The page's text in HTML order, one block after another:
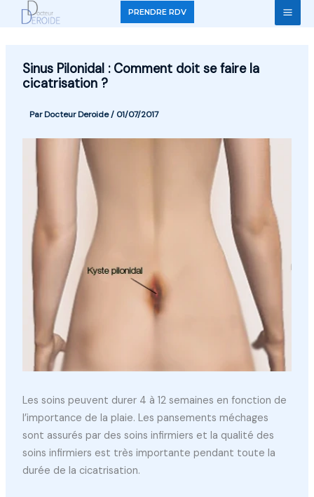
PRENDRE RDV
Sinus Pilonidal : Comment doit se faire la
cicatrisation ?
ParDocteur Deroide/ 01/07/2017
Les soins peuvent durer 4 à 12 semaines en fonction de
l’importance de la plaie. Les pansements méchages
sont assurés par des soins infirmiers et la qualité des
soins infirmiers est très importante pendant toute la
durée de la cicatrisation.